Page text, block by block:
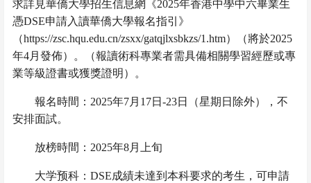
求詳見華僑大學招生信息網《2025年香港中學中六畢業生
憑DSE申請入讀華僑大學報名指引》
（https://zsc.hqu.edu.cn/zsxx/gatqjlxsbkzs/1.htm）（將於2025
年4月發佈）。（報讀術科專業者需具備相關學習經歷或專
業等級證書或獲獎證明）。
報名時間： 2025年7月 17日 -23日
（星期日除外），不
安排面試。
放榜時間： 2025年8月上旬
大学预科： DSE成績未達到本科要求的考生，可申請